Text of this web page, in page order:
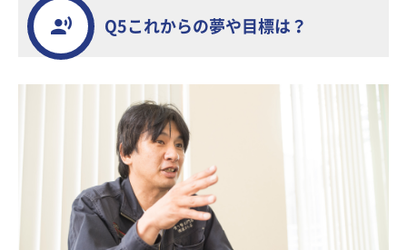
Q5これからの夢や目標は？